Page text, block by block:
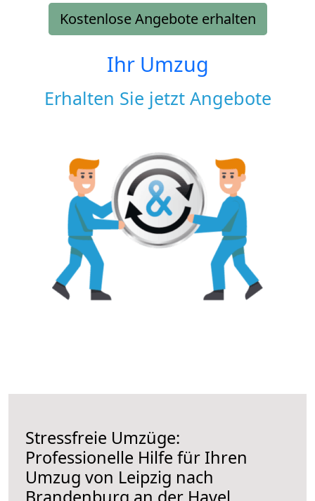
Kostenlose Angebote erhalten
Ihr Umzug
Erhalten Sie jetzt Angebote
Stressfreie Umzüge:
Professionelle Hilfe für Ihren
Umzug von Leipzig nach